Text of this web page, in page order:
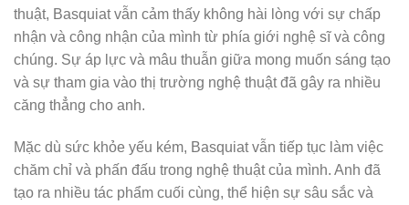
thuật, Basquiat vẫn cảm thấy không hài lòng với sự chấp
nhận và công nhận của mình từ phía giới nghệ sĩ và công
chúng. Sự áp lực và mâu thuẫn giữa mong muốn sáng tạo
và sự tham gia vào thị trường nghệ thuật đã gây ra nhiều
căng thẳng cho anh.
Mặc dù sức khỏe yếu kém, Basquiat vẫn tiếp tục làm việc
chăm chỉ và phấn đấu trong nghệ thuật của mình. Anh đã
tạo ra nhiều tác phẩm cuối cùng, thể hiện sự sâu sắc và